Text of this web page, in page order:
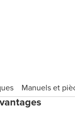
Manuels et